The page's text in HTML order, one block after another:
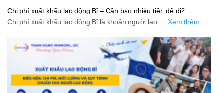
Chi phí xuất khẩu lao động Bỉ – Cần bao nhiêu tiền để đi?
Chi phí xuất khẩu lao động Bỉ là khoản người lao … Xem thêm